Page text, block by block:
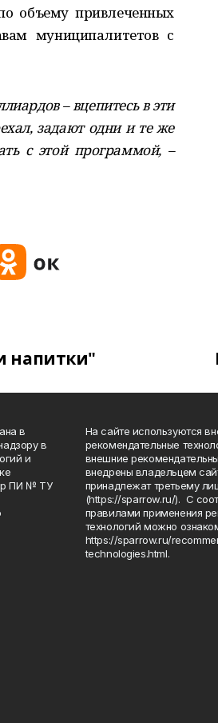
объему привлеченных
муниципалитетов с
– вцепитесь в эти
задают одни и те же
с этой программой, –
напитки"
в
в
и
ПИ № ТУ
На сайте используются
рекомендательные
внешние
внедрены владельцем
принадлежат третьему
(https://sparrow.ru/). С
правилами применения
технологий можно
https://sparrow.ru/
technologies.html.